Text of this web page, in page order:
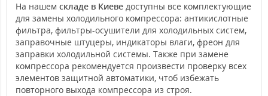
На нашем складе в Киеве доступны все комплектующие
для замены холодильного компрессора: антикислотные
фильтра, фильтры-осушители для холодильных систем,
заправочные штуцеры, индикаторы влаги, фреон для
заправки холодильной системы. Также при замене
компрессора рекомендуется произвести проверку всех
элементов защитной автоматики, чтоб избежать
повторного выхода компрессора из строя.